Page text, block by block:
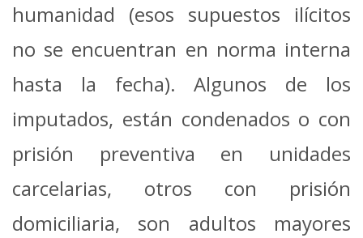
humanidad (esos supuestos ilícitos
no se encuentran en norma interna
hasta la fecha). Algunos de los
imputados, están condenados o con
prisión preventiva en unidades
carcelarias, otros con prisión
domiciliaria, son adultos mayores